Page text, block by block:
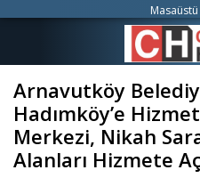
Arnavutköy
Hadımköy’e
Merkezi, Nikah
Alanları Hizmete